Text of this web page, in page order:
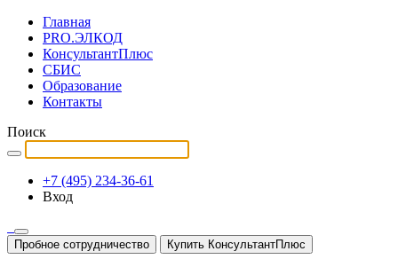
Главная
PRO.ЭЛКОД
КонсультантПлюс
СБИС
Образование
Контакты
Поиск
+7 (495) 234-36-61
Вход
Пробное сотрудничество Купить КонсультантПлюс